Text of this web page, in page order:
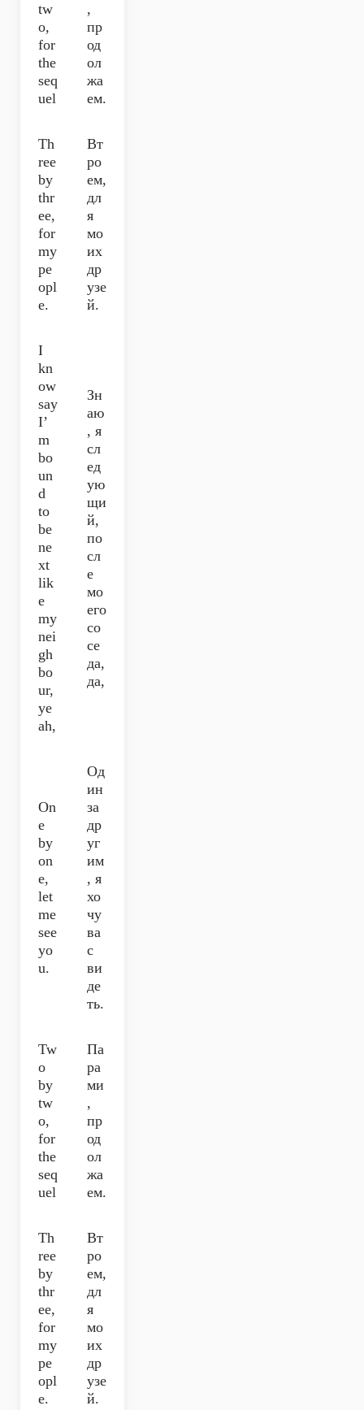
tw
o,
for
the
seq
uel
,
пр
од
ол
жа
ем.
Th
ree
by
thr
ee,
for
my
pe
opl
e.
Вт
ро
ем,
дл
я
мо
их
др
узе
й.
I
kn
ow
say
I’
m
bo
un
d
to
be
ne
xt
lik
e
my
nei
gh
bo
ur,
ye
ah,
Зн
аю
, я
сл
ед
ую
щи
й,
по
сл
е
мо
его
со
се
да,
да,
On
e
by
on
e,
let
me
see
yo
u.
Од
ин
за
др
уг
им
, я
хо
чу
ва
с
ви
де
ть.
Tw
o
by
tw
o,
for
the
seq
uel
Па
ра
ми
,
пр
од
ол
жа
ем.
Th
ree
by
thr
ee,
for
my
pe
opl
e.
Вт
ро
ем,
дл
я
мо
их
др
узе
й.